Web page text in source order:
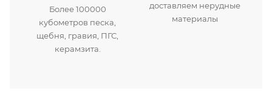
Более 100000
кубометров песка,
щебня, гравия, ПГС,
керамзита.
доставляем нерудные
материалы